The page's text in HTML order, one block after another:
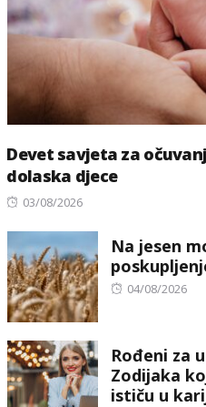
Devet savjeta za
dolaska djece
Posted
03/08/2026
Na jesen
Posted
04/08/2026
Rođeni za
Zodijaka
ističu u